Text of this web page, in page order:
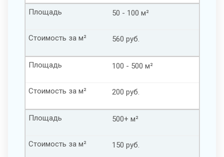
50 - 100 м²
Площадь
560 руб.
Стоимость за м²
100 - 500 м²
Площадь
200 руб.
Стоимость за м²
500+ м²
Площадь
150 руб.
Стоимость за м²